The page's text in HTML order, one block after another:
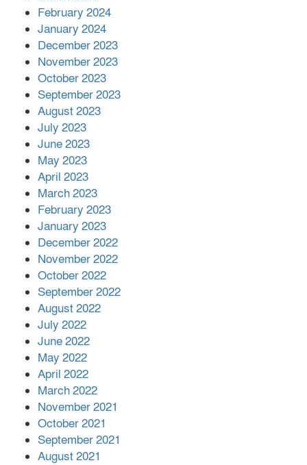
February 2024
January 2024
December 2023
November 2023
October 2023
September 2023
August 2023
July 2023
June 2023
May 2023
April 2023
March 2023
February 2023
January 2023
December 2022
November 2022
October 2022
September 2022
August 2022
July 2022
June 2022
May 2022
April 2022
March 2022
November 2021
October 2021
September 2021
August 2021